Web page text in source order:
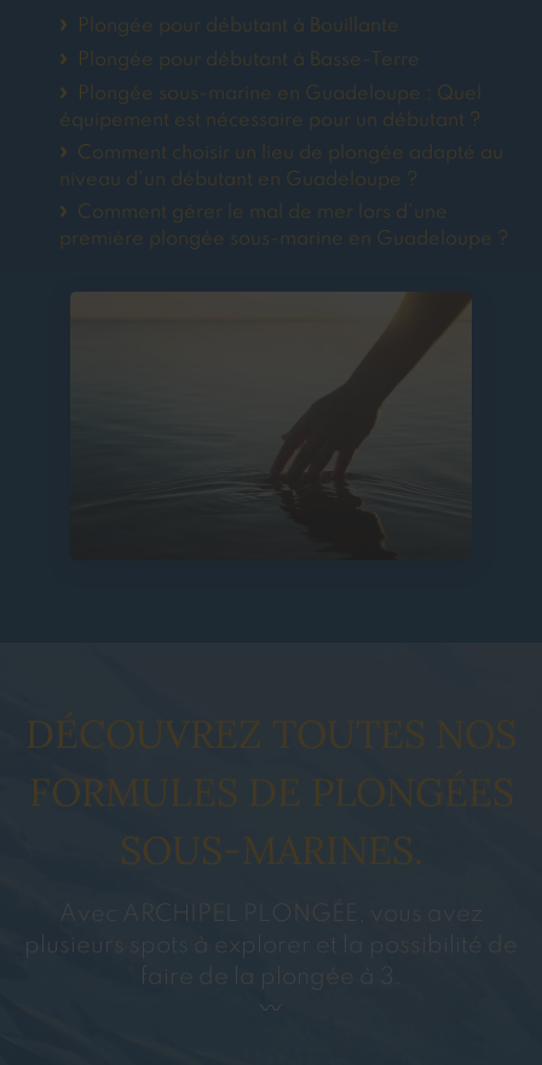
Plongée pour débutant à Bouillante
Plongée pour débutant à Basse-Terre
Plongée sous-marine en Guadeloupe : Quel
équipement est nécessaire pour un débutant ?
Comment choisir un lieu de plongée adapté au
niveau d'un débutant en Guadeloupe ?
Comment gérer le mal de mer lors d'une
première plongée sous-marine en Guadeloupe ?
DÉCOUVREZ TOUTES NOS
FORMULES DE PLONGÉES
SOUS-MARINES.
Avec ARCHIPEL PLONGÉE, vous avez
plusieurs spots à explorer et la possibilité de
faire de la plongée à 3.